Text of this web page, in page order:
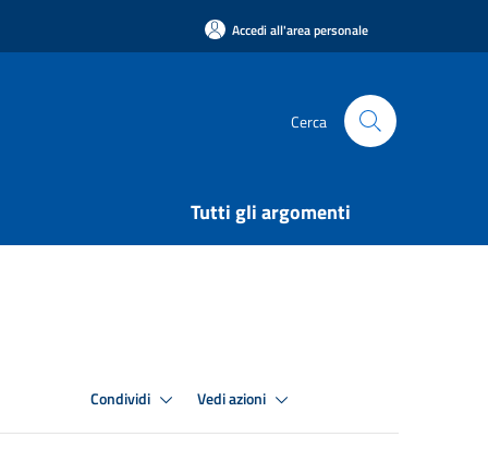
Accedi all'area personale
Cerca
Tutti gli argomenti
Condividi Vedi azioni